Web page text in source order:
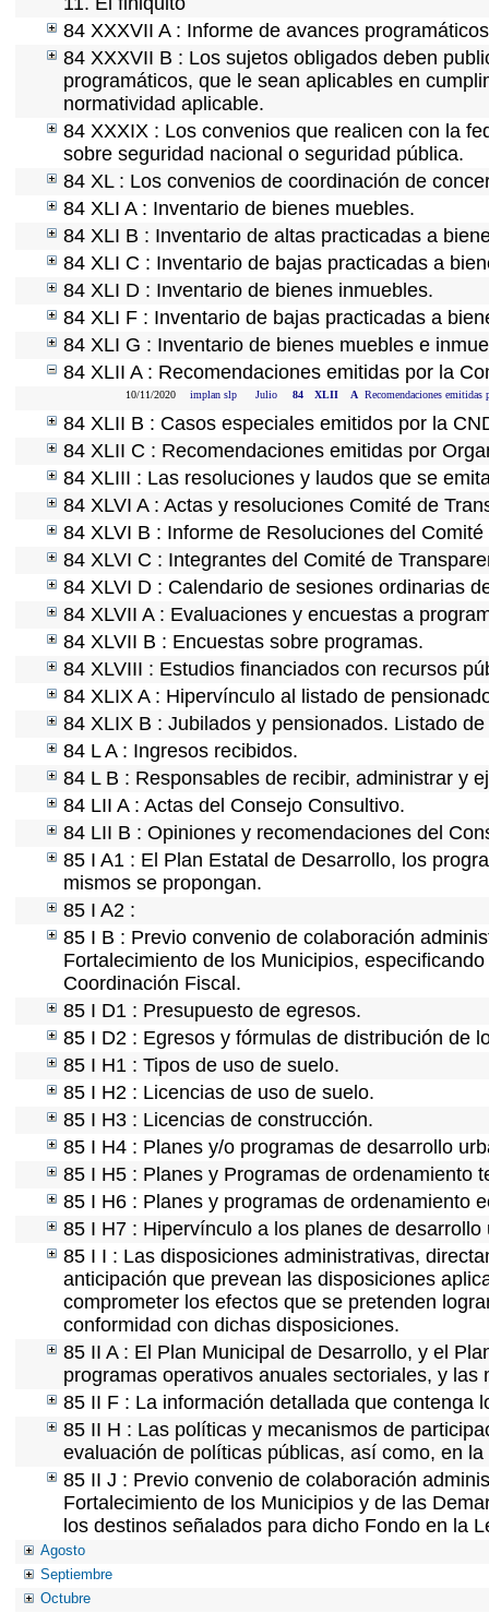
84 XXXVII A : Informe de avances
84 XXXVII B : Los sujetos obligados deben
programáticos, que le sean aplicables en
normatividad aplicable.
84 XXXIX : Los convenios que realicen con la
sobre seguridad nacional o seguridad pública.
84 XL : Los convenios de coordinación de
84 XLI A : Inventario de bienes muebles.
84 XLI B : Inventario de altas practicadas a
84 XLI C : Inventario de bajas practicadas a
84 XLI D : Inventario de bienes inmuebles.
84 XLI F : Inventario de bajas practicadas a
84 XLI G : Inventario de bienes muebles e
84 XLII A : Recomendaciones emitidas por la
10/11/2020 implan slp Julio 84 XLII A Recomendaciones
84 XLII B : Casos especiales emitidos por la
84 XLII C : Recomendaciones emitidas por
84 XLIII : Las resoluciones y laudos que se
84 XLVI A : Actas y resoluciones Comité de
84 XLVI B : Informe de Resoluciones del
84 XLVI C : Integrantes del Comité de
84 XLVI D : Calendario de sesiones ordinarias
84 XLVII A : Evaluaciones y encuestas a
84 XLVII B : Encuestas sobre programas.
84 XLVIII : Estudios financiados con recursos
84 XLIX A : Hipervínculo al listado de
84 XLIX B : Jubilados y pensionados. Listado
84 L A : Ingresos recibidos.
84 L B : Responsables de recibir, administrar y
84 LII A : Actas del Consejo Consultivo.
84 LII B : Opiniones y recomendaciones del
85 I A1 : El Plan Estatal de Desarrollo, los
mismos se propongan.
85 I A2 :
85 I B : Previo convenio de colaboración
Fortalecimiento de los Municipios,
Coordinación Fiscal.
85 I D1 : Presupuesto de egresos.
85 I D2 : Egresos y fórmulas de distribución de
85 I H1 : Tipos de uso de suelo.
85 I H2 : Licencias de uso de suelo.
85 I H3 : Licencias de construcción.
85 I H4 : Planes y/o programas de desarrollo
85 I H5 : Planes y Programas de ordenamiento
85 I H6 : Planes y programas de ordenamiento
85 I H7 : Hipervínculo a los planes de desarrollo
85 I I : Las disposiciones administrativas,
anticipación que prevean las disposiciones
comprometer los efectos que se pretenden
conformidad con dichas disposiciones.
85 II A : El Plan Municipal de Desarrollo, y el
programas operativos anuales sectoriales, y
85 II F : La información detallada que contenga
85 II H : Las políticas y mecanismos de
evaluación de políticas públicas, así como, en
85 II J : Previo convenio de colaboración
Fortalecimiento de los Municipios y de las
los destinos señalados para dicho Fondo en la
Agosto
Septiembre
Octubre